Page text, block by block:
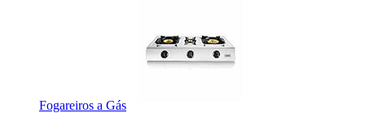
Fogareiros a Gás